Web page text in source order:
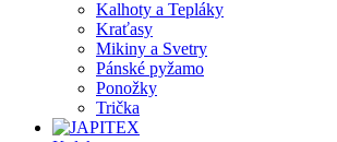
Kalhoty a Tepláky
Kraťasy
Mikiny a Svetry
Pánské pyžamo
Ponožky
Trička